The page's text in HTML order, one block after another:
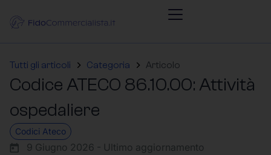
Tutti gli articoli Categoria Articolo
Codice ATECO 86.10.00: Attività
ospedaliere
Codici Ateco
9 Giugno 2026 - Ultimo aggiornamento